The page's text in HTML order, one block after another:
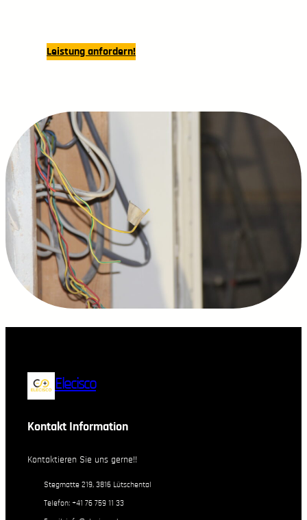
Leistung anfordern!
Elecisco
Kontakt Information
Kontaktieren Sie uns gerne!!
Stegmatte 219, 3816 Lütschental
Telefon: +41 76 759 11 33